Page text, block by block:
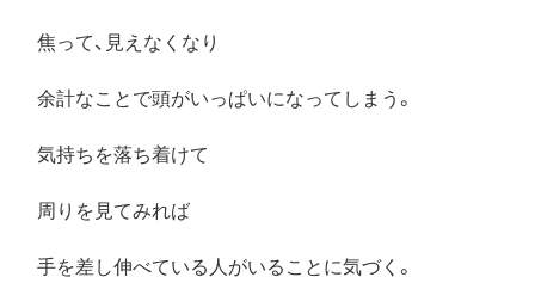
焦って、見えなくなり
余計なことで頭がいっぱいになってしまう。
気持ちを落ち着けて
周りを見てみれば
手を差し伸べている人がいることに気づく。